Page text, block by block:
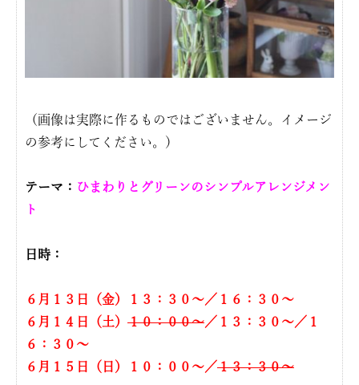
（画像は実際に作るものではございません。イメージ
の参考にしてください。）
テーマ： ひまわりとグリーンのシンプルアレンジメン
ト
日時：
６月１３日（金）１３：３０〜／１６：３０〜
６ 月１４日（土） １０：００〜／１３：３０〜／１
６：３０〜
６月１５日（日）１０：００〜／１３：３０〜